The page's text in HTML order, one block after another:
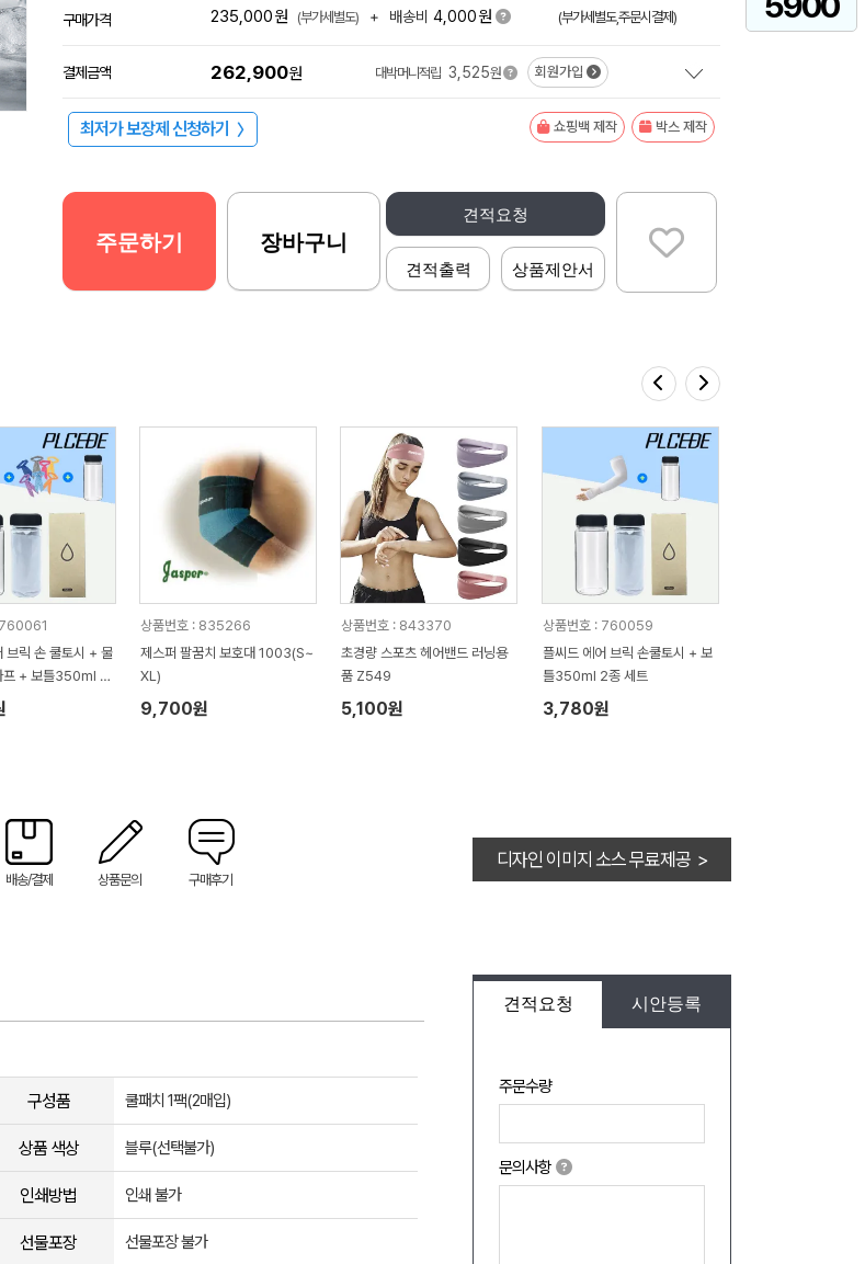
구매가격 235,000원 (부가세별도) + 배송비 4,000원 (부가세별도,주문시결제)
결제금액 262,900원 대박머니적립 3,525원 회원가입
최저가 보장제 신청하기 〉 쇼핑백 제작 박스 제작
견적요청
견적출력 상품제안서
주문하기 장바구니
브릭 손 쿨토시 + 물
프 + 보틀350ml 3
상품번호 : 835266
제스퍼 팔꿈치 보호대 1003(S~
XL)
9,700원
상품번호 : 843370
초경량 스포츠 헤어밴드 러닝용
품 Z549
5,100원
상품번호 : 760059
플씨드 에어 브릭 손쿨토시 + 보
틀350ml 2종 세트
3,780원
배송/결제 상품문의 구매후기
디자인 이미지 소스 무료제공 >
견적요청 시안등록
주문수량
문의사항
구성품 쿨패치 1팩(2매입)
상품 색상 블루(선택불가)
인쇄방법 인쇄 불가
선물포장 선물포장 불가